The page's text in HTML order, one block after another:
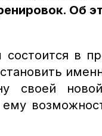
Об
в
своей